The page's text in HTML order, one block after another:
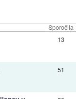
Sporočila
13
51